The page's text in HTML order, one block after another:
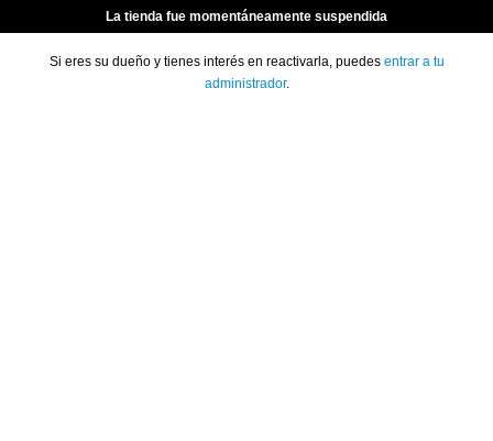
La tienda fue momentáneamente suspendida
Si eres su dueño y tienes interés en reactivarla, puedes entrar a tu
administrador.